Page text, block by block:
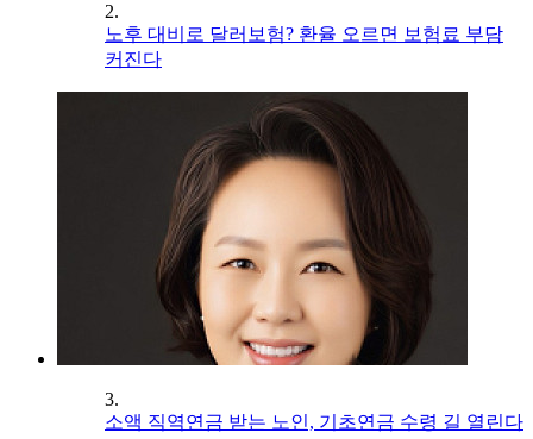
2.
노후 대비로 달러보험? 환율 오르면 보험료 부담
커진다
3.
소액 직역연금 받는 노인, 기초연금 수령 길 열린다